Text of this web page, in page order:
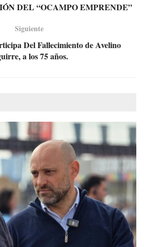
DEL “OCAMPO EMPRENDE”
Siguiente
Del Fallecimiento de Avelino
a los 75 años.